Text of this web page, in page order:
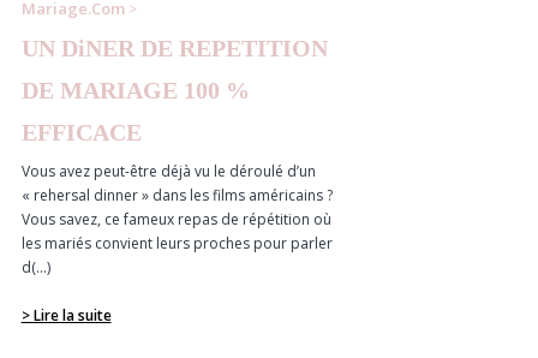
Mariage.com>
UN DiNER DE REPETITION
DE MARIAGE 100 %
EFFICACE
Vous avez peut-être déjà vu le déroulé d’un
« rehersal dinner » dans les films américains ?
Vous savez, ce fameux repas de répétition où
les mariés convient leurs proches pour parler
d(...)
> Lire la suite